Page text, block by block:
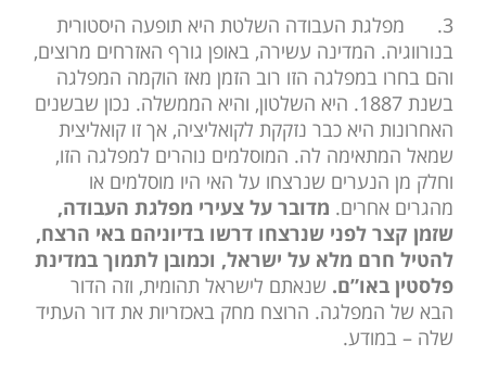
3.
מפלגת העבודה השלטת היא תופעה היסטורית
בנורווגיה. המדינה עשירה, באופן גורף האזרחים מרוצים,
והם בחרו במפלגה הזו רוב הזמן מאז הוקמה המפלגה
בשנת 1887. היא השלטון, והיא הממשלה. נכון שבשנים
האחרונות היא כבר נזקקת לקואליציה, אך זו קואליצית
שמאל המתאימה לה. המוסלמים נוהרים למפלגה הזו,
וחלק מן הנערים שנרצחו על האי היו מוסלמים או
מהגרים אחרים. מדובר על צעירי מפלגת העבודה,
שזמן קצר לפני שנרצחו דרשו בדיוניהם באי הרצח,
להטיל חרם מלא על ישראל, וכמובן לתמוך במדינת
פלסטין באו”ם. שנאתם לישראל תהומית, וזה הדור
הבא של המפלגה. הרוצח מחק באכזריות את דור העתיד
שלה – במודע.